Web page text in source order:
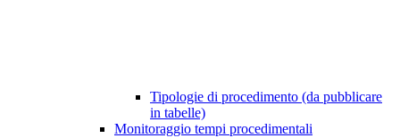
Tipologie di procedimento (da pubblicare
in tabelle)
Monitoraggio tempi procedimentali